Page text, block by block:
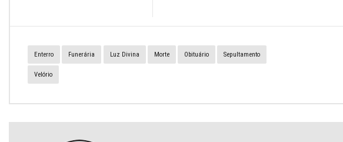
Enterro Funerária Luz Divina Morte Obituário Sepultamento
Velório